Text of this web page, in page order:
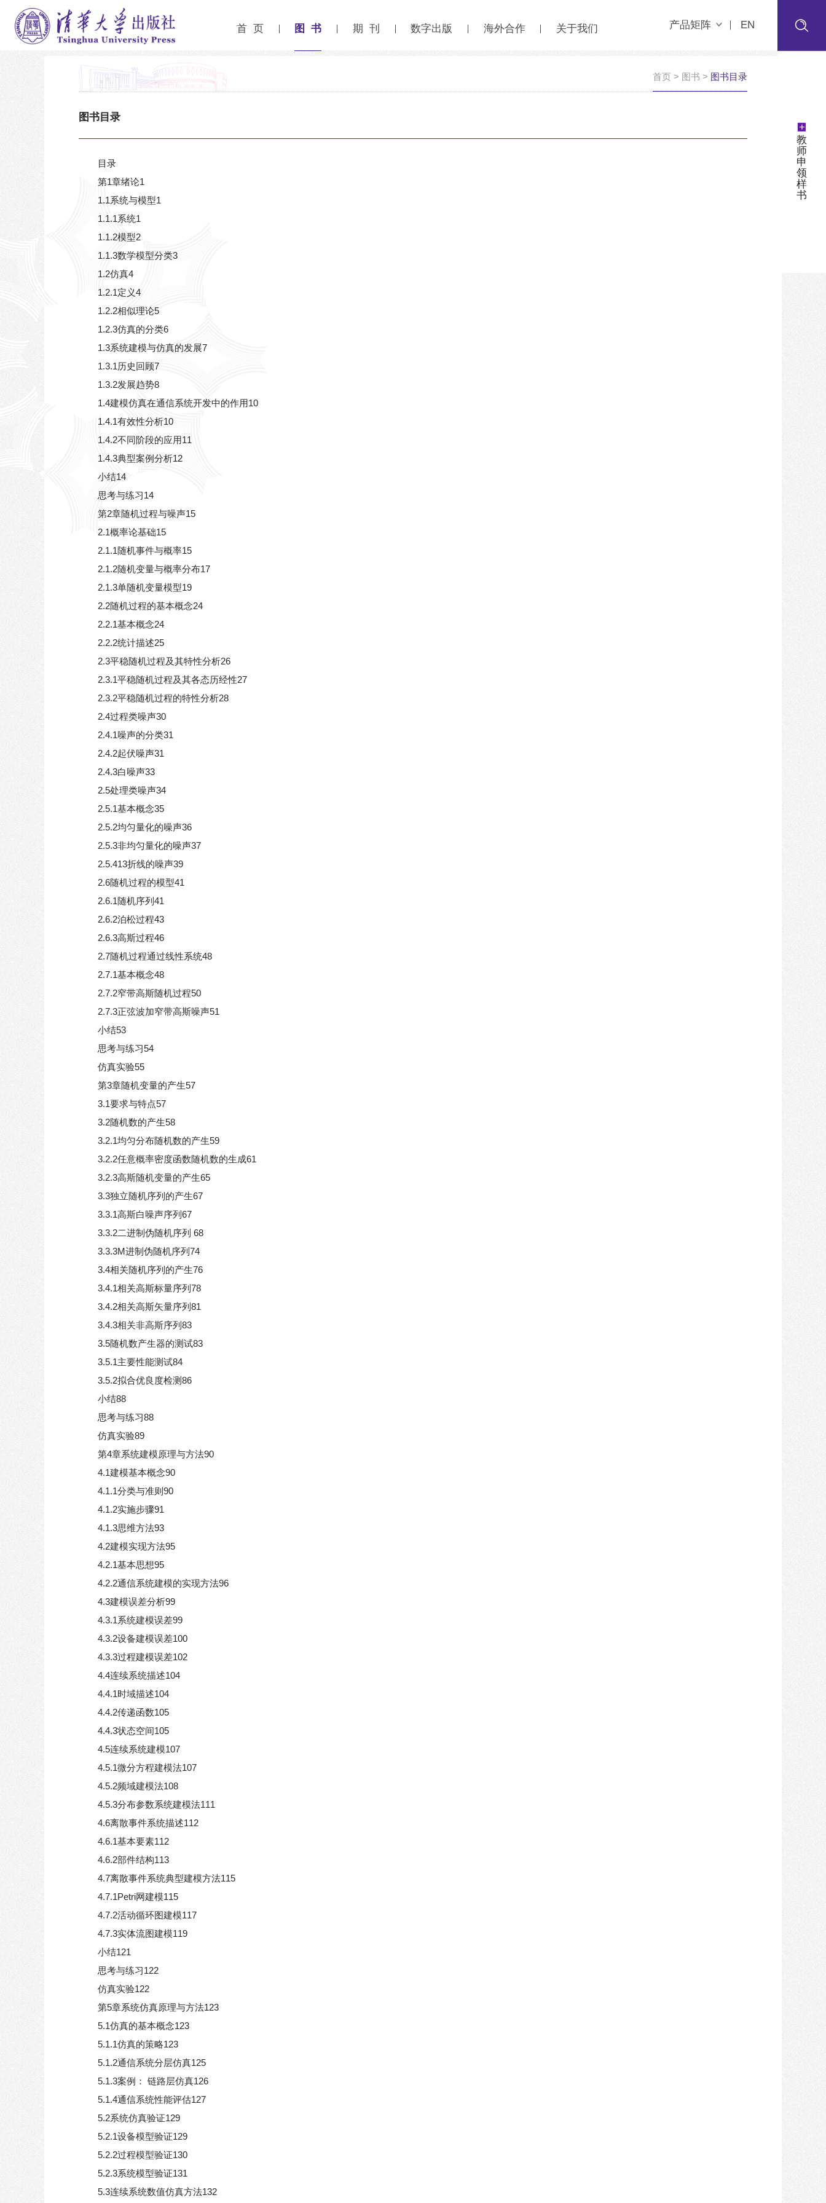
首 页 图 书 期 刊 数字出版 海外合作 关于我们 产品矩阵 EN
+
教
师
申
领
样
书
首页 > 图书 > 图书目录
图书目录
目录
第1章绪论1
1.1系统与模型1
1.1.1系统1
1.1.2模型2
1.1.3数学模型分类3
1.2仿真4
1.2.1定义4
1.2.2相似理论5
1.2.3仿真的分类6
1.3系统建模与仿真的发展7
1.3.1历史回顾7
1.3.2发展趋势8
1.4建模仿真在通信系统开发中的作用10
1.4.1有效性分析10
1.4.2不同阶段的应用11
1.4.3典型案例分析12
小结14
思考与练习14
第2章随机过程与噪声15
2.1概率论基础15
2.1.1随机事件与概率15
2.1.2随机变量与概率分布17
2.1.3单随机变量模型19
2.2随机过程的基本概念24
2.2.1基本概念24
2.2.2统计描述25
2.3平稳随机过程及其特性分析26
2.3.1平稳随机过程及其各态历经性27
2.3.2平稳随机过程的特性分析28
2.4过程类噪声30
2.4.1噪声的分类31
2.4.2起伏噪声31
2.4.3白噪声33
2.5处理类噪声34
2.5.1基本概念35
2.5.2均匀量化的噪声36
2.5.3非均匀量化的噪声37
2.5.413折线的噪声39
2.6随机过程的模型41
2.6.1随机序列41
2.6.2泊松过程43
2.6.3高斯过程46
2.7随机过程通过线性系统48
2.7.1基本概念48
2.7.2窄带高斯随机过程50
2.7.3正弦波加窄带高斯噪声51
小结53
思考与练习54
仿真实验55
第3章随机变量的产生57
3.1要求与特点57
3.2随机数的产生58
3.2.1均匀分布随机数的产生59
3.2.2任意概率密度函数随机数的生成61
3.2.3高斯随机变量的产生65
3.3独立随机序列的产生67
3.3.1高斯白噪声序列67
3.3.2二进制伪随机序列 68
3.3.3M进制伪随机序列74
3.4相关随机序列的产生76
3.4.1相关高斯标量序列78
3.4.2相关高斯矢量序列81
3.4.3相关非高斯序列83
3.5随机数产生器的测试83
3.5.1主要性能测试84
3.5.2拟合优良度检测86
小结88
思考与练习88
仿真实验89
第4章系统建模原理与方法90
4.1建模基本概念90
4.1.1分类与准则90
4.1.2实施步骤91
4.1.3思维方法93
4.2建模实现方法95
4.2.1基本思想95
4.2.2通信系统建模的实现方法96
4.3建模误差分析99
4.3.1系统建模误差99
4.3.2设备建模误差100
4.3.3过程建模误差102
4.4连续系统描述104
4.4.1时域描述104
4.4.2传递函数105
4.4.3状态空间105
4.5连续系统建模107
4.5.1微分方程建模法107
4.5.2频域建模法108
4.5.3分布参数系统建模法111
4.6离散事件系统描述112
4.6.1基本要素112
4.6.2部件结构113
4.7离散事件系统典型建模方法115
4.7.1Petri网建模115
4.7.2活动循环图建模117
4.7.3实体流图建模119
小结121
思考与练习122
仿真实验122
第5章系统仿真原理与方法123
5.1仿真的基本概念123
5.1.1仿真的策略123
5.1.2通信系统分层仿真125
5.1.3案例： 链路层仿真126
5.1.4通信系统性能评估127
5.2系统仿真验证129
5.2.1设备模型验证129
5.2.2过程模型验证130
5.2.3系统模型验证131
5.3连续系统数值仿真方法132